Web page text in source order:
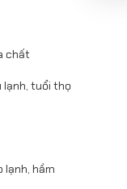
chất
lạnh, tuổi thọ
lạnh, hầm